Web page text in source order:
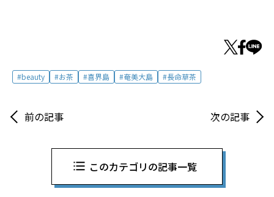
beauty お茶 喜界島 奄美大島 長命草茶
前の記事 次の記事
このカテゴリの記事一覧